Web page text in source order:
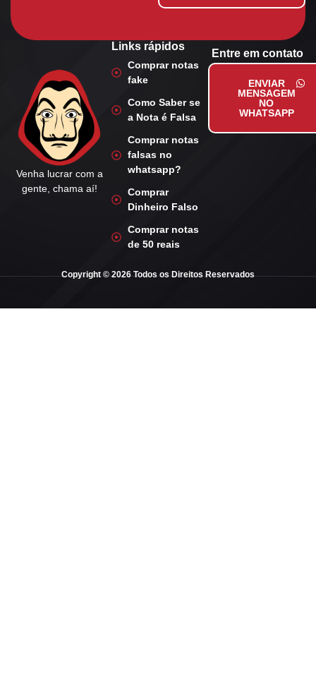
Venha lucrar com a
gente, chama aí!
Links rápidos
Comprar notas
fake
Como Saber se
a Nota é Falsa
Comprar notas
falsas no
whatsapp?
Comprar
Dinheiro Falso
Comprar notas
de 50 reais
Entre em contato
ENVIAR
MENSAGEM
NO
WHATSAPP
Copyright © 2026 Todos os Direitos Reservados